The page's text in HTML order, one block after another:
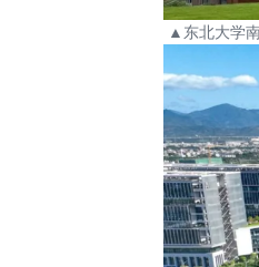
▲ 东北大学